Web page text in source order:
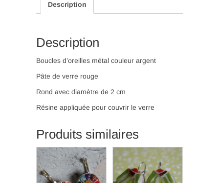
Description
Description
Boucles d’oreilles métal couleur argent
Pâte de verre rouge
Rond avec diamètre de 2 cm
Résine appliquée pour couvrir le verre
Produits similaires